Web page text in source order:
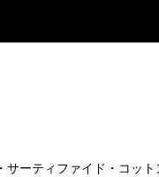
ーティファイド・コット